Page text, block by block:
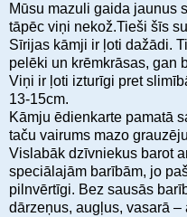
Mūsu mazuli gaida jaunus
tāpēc viņi nekož.Tieši šīs
Sīrijas kāmji ir ļoti dažādi.
pelēki un krēmkrāsas, gan
Viņi ir ļoti izturīgi pret
13-15cm.
Kāmju ēdienkarte pamatā
taču vairums mazo
Vislabāk dzīvniekus barot
speciālajām barībām, jo
pilnvērtīgi. Bez sausās
dārzeņus, augļus, vasarā